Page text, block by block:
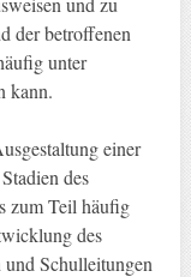
der betroffenen
unter
kann.
einer
des
zum Teil häufig
des
Schulleitungen